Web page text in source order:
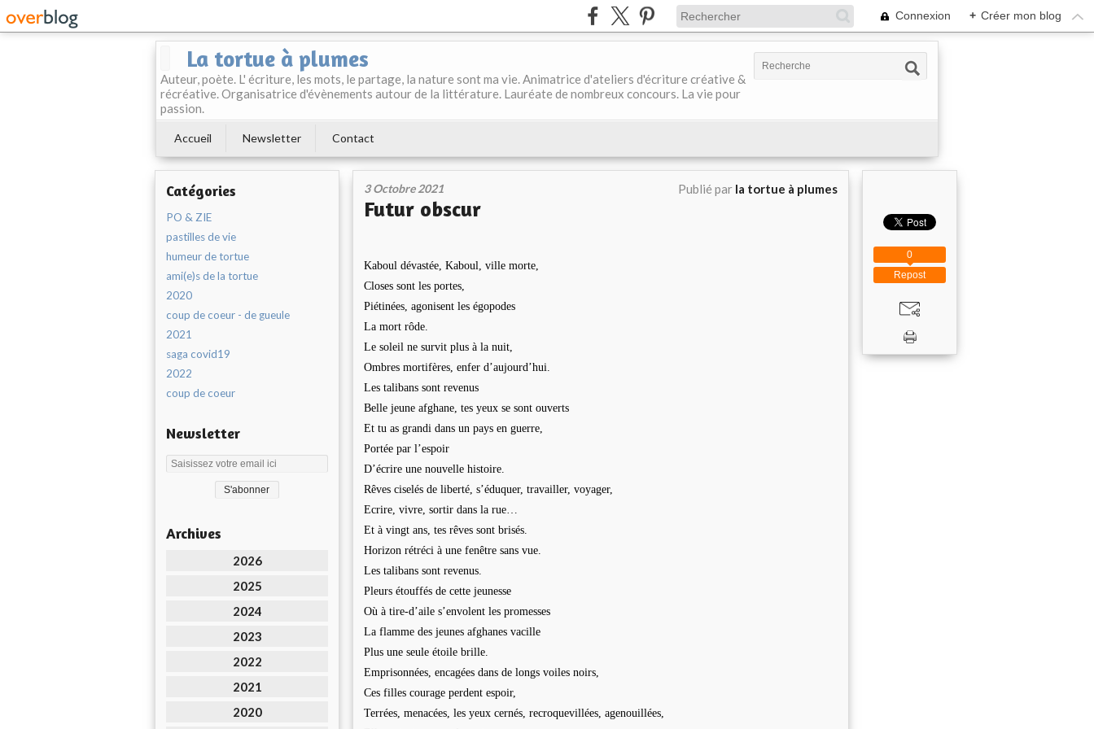
Connexion + Créer mon blog
La tortue à plumes
Auteur, poète. L' écriture, les mots, le partage, la nature sont ma vie. Animatrice d'ateliers d'écriture créative &
récréative. Organisatrice d'évènements autour de la littérature. Lauréate de nombreux concours. La vie pour
passion.
Accueil Newsletter Contact
Catégories
PO & ZIE
pastilles de vie
humeur de tortue
ami(e)s de la tortue
2020
coup de coeur - de gueule
2021
saga covid19
2022
coup de coeur
Newsletter
Archives
2026
2025
2024
2023
2022
2021
2020
3 Octobre 2021 Publié par la tortue à plumes
Futur obscur
Kaboul dévastée, Kaboul, ville morte,
Closes sont les portes,
Piétinées, agonisent les égopodes
La mort rôde.
Le soleil ne survit plus à la nuit,
Ombres mortifères, enfer d’aujourd’hui.
Les talibans sont revenus
Belle jeune afghane, tes yeux se sont ouverts
Et tu as grandi dans un pays en guerre,
Portée par l’espoir
D’écrire une nouvelle histoire.
Rêves ciselés de liberté, s’éduquer, travailler, voyager,
Ecrire, vivre, sortir dans la rue…
Et à vingt ans, tes rêves sont brisés.
Horizon rétréci à une fenêtre sans vue.
Les talibans sont revenus.
Pleurs étouffés de cette jeunesse
Où à tire-d’aile s’envolent les promesses
La flamme des jeunes afghanes vacille
Plus une seule étoile brille.
Emprisonnées, encagées dans de longs voiles noirs,
Ces filles courage perdent espoir,
Terrées, menacées, les yeux cernés, recroquevillées, agenouillées,
Repost
0